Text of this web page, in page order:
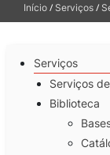
Início / Serviços /
Serviços
Serviços
Biblioteca